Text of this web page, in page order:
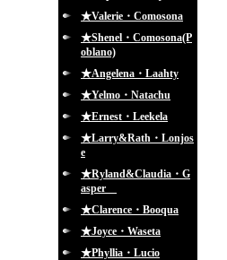
★Valerie・Comosona
★Shenel・Comosona(P
oblano)
★Angelena・Laahty
★Yelmo・Natachu
★Ernest・Leekela
★Larry&Rath・Lonjos
e
★Ryland&Claudia・G
asper
★Clarence・Booqua
★Joyce・Waseta
★Phyllia・Lucio